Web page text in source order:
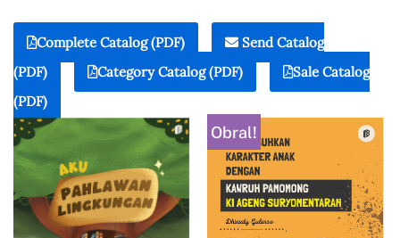
Complete Catalog (PDF)
Send Catalog
(PDF)
Category Catalog (PDF)
Sale Catalog
(PDF)
Obral!